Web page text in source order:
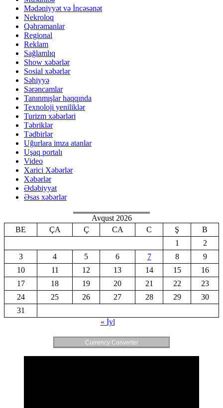
Mədəniyyət və İncəsənət
Nekroloq
Qəhrəmanlar
Regional
Reklam
Sağlamlıq
Show xəbərlər
Sosial xəbərlər
Səhiyyə
Sərəncamlar
Tanınmışlar haqqında
Texnoloji yeniliklər
Turizm xəbərləri
Təbriklər
Tədbirlər
Uğurlara imza atanlar
Uşaq portalı
Video
Xarici Xəbərlər
Xəbərlər
Ədəbiyyat
Əsas xəbərlər
Avqust 2026
BE
ÇA Ç CA C Ş
B
1
2
3
4 5 6 7 8
9
10
11 12 13 14 15
16
17
18 19 20 21 22
23
24
25 26 27 28 29
30
31
« İyl
Currency Converter